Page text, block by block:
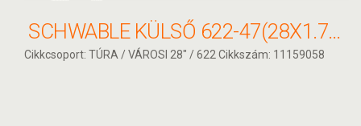
SCHWABLE KÜLSŐ 622-47(28X1.75) MARATHON E-PLUS PERF HS498 SG-DG ADE REF TW 1150G
Cikkcsoport: TÚRA / VÁROSI 28" / 622 Cikkszám: 11159058